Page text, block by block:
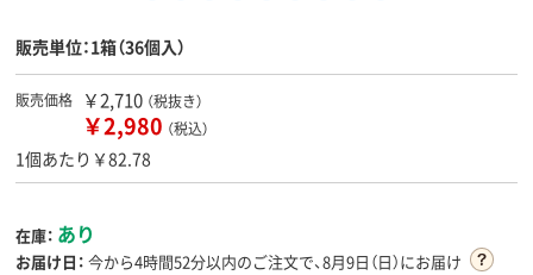
販売単位：1箱（36個入）
販売価格 ￥2,710 （税抜き）
￥2,980 （税込）
1個あたり￥82.78
在庫： あり
お届け日： 今から4時間52分以内のご注文で、8月9日（日）にお届け